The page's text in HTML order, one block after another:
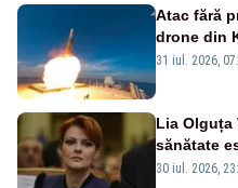
Atac fără
drone din
31 iul. 2026,
Lia Olguța
sănătate
30 iul. 2026,